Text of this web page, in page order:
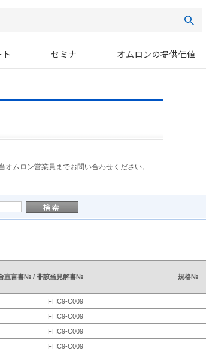
セミナ オムロンの提供価値
ムロン営業員までお問い合わせください。
宣言書№ / 非該当見解書№ 規格№
FHC9-C009
FHC9-C009
FHC9-C009
FHC9-C009